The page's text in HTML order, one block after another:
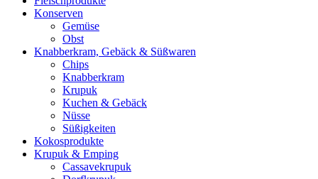
Konserven
Gemüse
Obst
Knabberkram, Gebäck & Süßwaren
Chips
Knabberkram
Krupuk
Kuchen & Gebäck
Nüsse
Süßigkeiten
Kokosprodukte
Krupuk & Emping
Cassavekrupuk